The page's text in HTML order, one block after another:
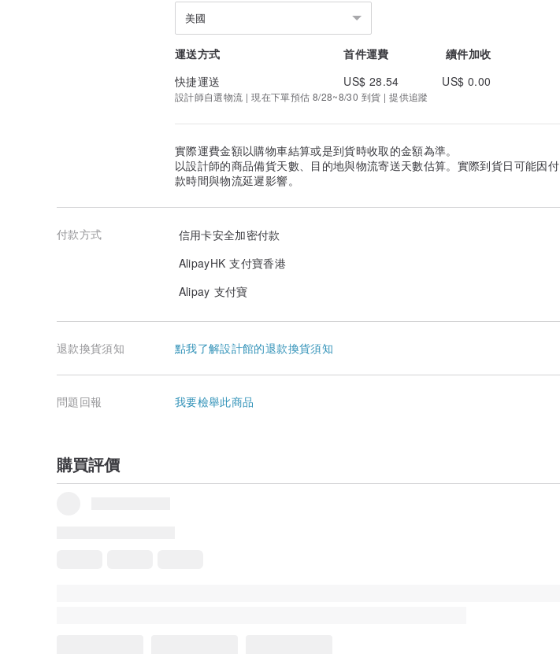
美國
運送方式 首件運費
續件加收
快捷運送
US$ 28.54 US$ 0.00
設計師自選物流 | 現在下單預估 8/28~8/30 到貨 | 提供追蹤
實際運費金額以購物車結算或是到貨時收取的金額為準。
以設計師的商品備貨天數、目的地與物流寄送天數估算。實際到貨日可能因付
款時間與物流延遲影響。
付款方式
信用卡安全加密付款
AlipayHK 支付寶香港
Alipay 支付寶
退款換貨須知 點我了解設計館的退款換貨須知
問題回報 我要檢舉此商品
購買評價